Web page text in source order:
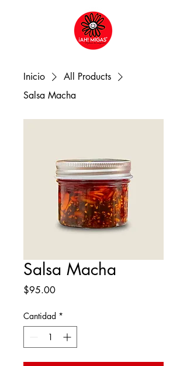
Inicio
All Products
Salsa Macha
Salsa Macha
$95.00Precio
Cantidad *